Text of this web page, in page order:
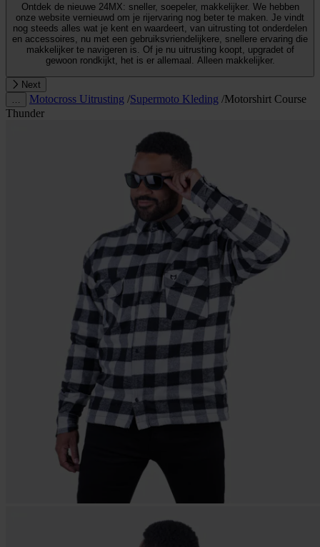
Ontdek de nieuwe 24MX: sneller, soepeler, makkelijker. We hebben
onze website vernieuwd om je rijervaring nog beter te maken. Je vindt
nog steeds alles wat je kent en waardeert, van uitrusting tot onderdelen
en accessoires, nu met een gebruiksvriendelijkere, snellere ervaring die
makkelijker te navigeren is. Of je nu uitrusting koopt, upgradet of
gewoon rondkijkt, het is er allemaal. Alleen makkelijker.
Next
Motocross Uitrusting /Supermoto Kleding /Motorshirt Course
Thunder